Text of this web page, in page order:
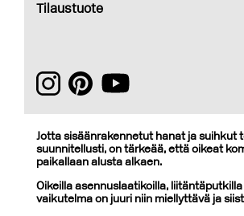
Tilaustuote
Jotta sisäänrakennetut hanat ja suihkut
suunnitellusti, on tärkeää, että oikeat
paikallaan alusta alkaen.
Oikeilla asennuslaatikoilla,
vaikutelma on juuri niin miellyttävä ja